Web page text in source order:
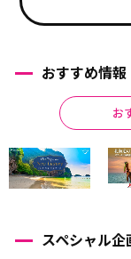
おすすめ情
お
スペシャル企